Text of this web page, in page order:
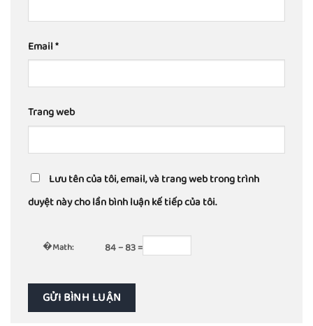
Email*
Trang web
Lưu tên của tôi, email, và trang web trong trình
duyệt này cho lần bình luận kế tiếp của tôi.
�Math: 84 − 83 =